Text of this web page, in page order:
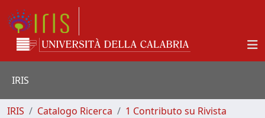
IRIS
IRIS Catalogo Ricerca
1 Contributo su Rivista